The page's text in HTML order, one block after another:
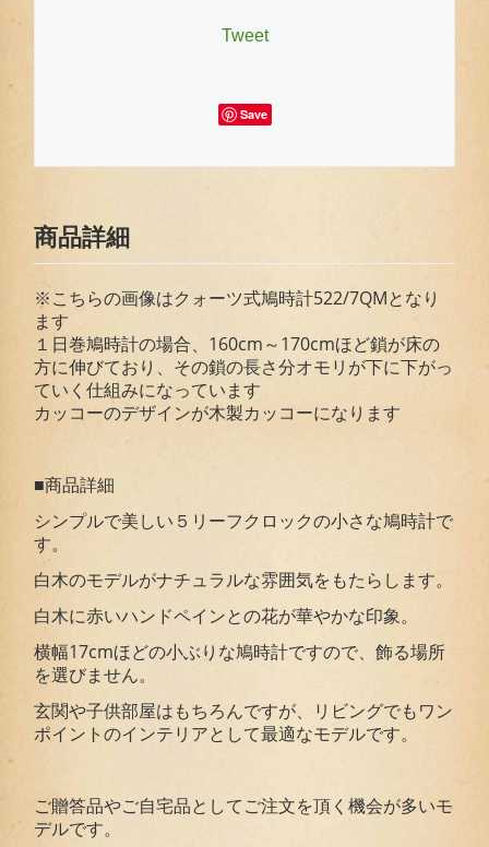
Tweet
Save
商品詳細
※こちらの画像はクォーツ式鳩時計522/7QMとなり
ます
１日巻鳩時計の場合、160cm～170cmほど鎖が床の
方に伸びており、その鎖の長さ分オモリが下に下がっ
ていく仕組みになっています
カッコーのデザインが木製カッコーになります
■商品詳細
シンプルで美しい５リーフクロックの小さな鳩時計で
す。
白木のモデルがナチュラルな雰囲気をもたらします。
白木に赤いハンドペインとの花が華やかな印象。
横幅17cmほどの小ぶりな鳩時計ですので、飾る場所
を選びません。
玄関や子供部屋はもちろんですが、リビングでもワン
ポイントのインテリアとして最適なモデルです。
ご贈答品やご自宅品としてご注文を頂く機会が多いモ
デルです。